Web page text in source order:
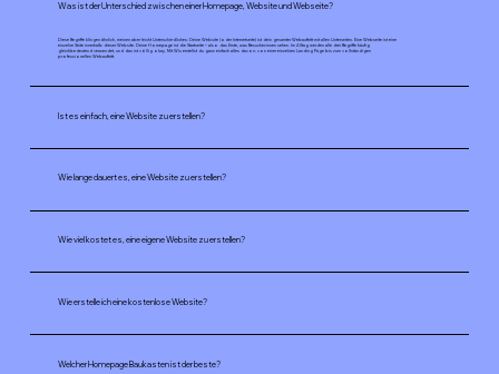
Was ist der Unterschied zwischen einer Homepage, Website und Webseite?
Diese Begriffe klingen ähnlich, meinen aber leicht Unterschiedliches: Deine Website (oder Internetseite) ist dein gesamter Webauftritt mit allen Unterseiten. Eine Webseite ist eine
einzelne Seite innerhalb dieser Website. Deine Homepage ist die Startseite – also das Erste, was Besucher:innen sehen. Im Alltag werden alle drei Begriffe häufig
gleichbedeutend verwendet, und das ist völlig okay. Mit Wix erstellst du ganz einfach alles davon: von einer einzelnen Landing Page bis zum vollständigen
professionellen Webauftritt.
Ist es einfach, eine Website zu erstellen?
Wie lange dauert es, eine Website zu erstellen?
Wie viel kostet es, eine eigene Website zu erstellen?
Wie erstelle ich eine kostenlose Website?
Welcher Homepage Baukasten ist der beste?